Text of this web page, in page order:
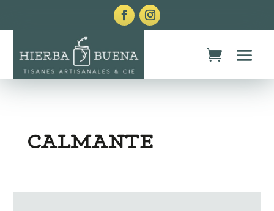
CALMANTE